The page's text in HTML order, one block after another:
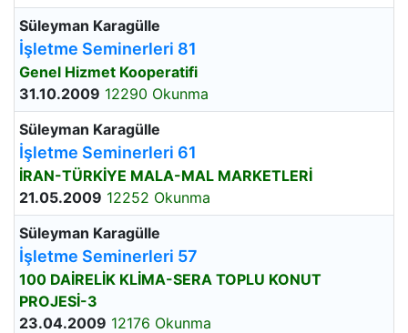
Süleyman Karagülle
İşletme Seminerleri 81
Genel Hizmet Kooperatifi
31.10.2009 12290 Okunma
Süleyman Karagülle
İşletme Seminerleri 61
İRAN-TÜRKİYE MALA-MAL MARKETLERİ
21.05.2009 12252 Okunma
Süleyman Karagülle
İşletme Seminerleri 57
100 DAİRELİK KLİMA-SERA TOPLU KONUT
PROJESİ-3
23.04.2009 12176 Okunma